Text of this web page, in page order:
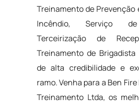
Treinamento de Prevenção
Incêndio, Serviço
Terceirização de
Treinamento de
de alta credibilidade e
ramo. Venha para a Ben
Treinamento Ltda, os